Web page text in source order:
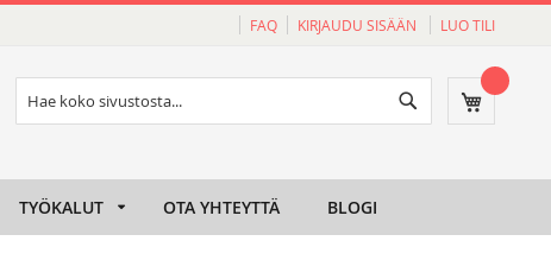
FAQ KIRJAUDU SISÄÄN LUO TILI
Ostoskori
Haku
TYÖKALUT OTA YHTEYTTÄ BLOGI